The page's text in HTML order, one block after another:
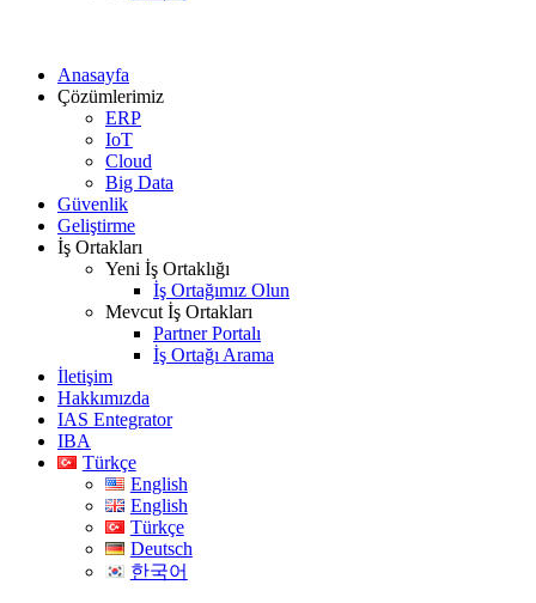
Anasayfa
Çözümlerimiz
ERP
IoT
Cloud
Big Data
Güvenlik
Geliştirme
İş Ortakları
Yeni İş Ortaklığı
İş Ortağımız Olun
Mevcut İş Ortakları
Partner Portalı
İş Ortağı Arama
İletişim
Hakkımızda
IAS Entegrator
IBA
Türkçe
English
English
Türkçe
Deutsch
한국어